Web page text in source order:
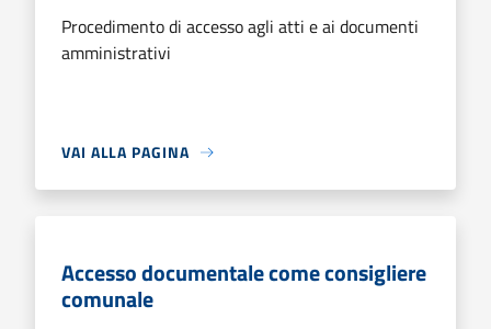
Procedimento di accesso agli atti e ai documenti
amministrativi
VAI ALLA PAGINA
Accesso documentale come consigliere
comunale